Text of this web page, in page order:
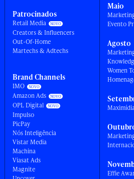
Patrocinados
Retail Media
Creators & Influencers
Out-Of-Home
Martechs & Adtechs
Brand Channels
IMO
Amazon Ads
OPL Digital
Impulso
PicPay
Nós Inteligência
Vistar Media
Machina
Viasat Ads
Magnite
Maio
Evento
Agosto
Women
Effie